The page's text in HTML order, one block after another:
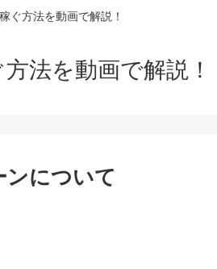
ぐ方法を動画で解説！
法を動画で解説！
ンについて